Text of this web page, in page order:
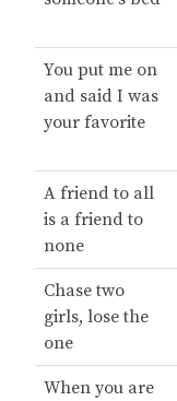
You put me on
and said I was
your favorite
A friend to all
is a friend to
none
Chase two
girls, lose the
one
When you are